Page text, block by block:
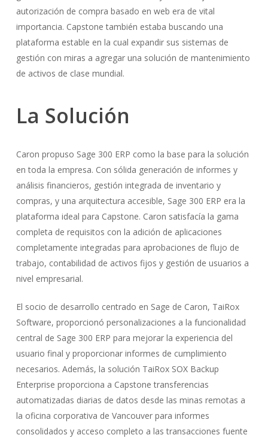
autorización de compra basado en web era de vital
importancia. Capstone también estaba buscando una
plataforma estable en la cual expandir sus sistemas de
gestión con miras a agregar una solución de mantenimiento
de activos de clase mundial.
La Solución
Caron propuso Sage 300 ERP como la base para la solución
en toda la empresa. Con sólida generación de informes y
análisis financieros, gestión integrada de inventario y
compras, y una arquitectura accesible, Sage 300 ERP era la
plataforma ideal para Capstone. Caron satisfacía la gama
completa de requisitos con la adición de aplicaciones
completamente integradas para aprobaciones de flujo de
trabajo, contabilidad de activos fijos y gestión de usuarios a
nivel empresarial.
El socio de desarrollo centrado en Sage de Caron, TaiRox
Software, proporcionó personalizaciones a la funcionalidad
central de Sage 300 ERP para mejorar la experiencia del
usuario final y proporcionar informes de cumplimiento
necesarios. Además, la solución TaiRox SOX Backup
Enterprise proporciona a Capstone transferencias
automatizadas diarias de datos desde las minas remotas a
la oficina corporativa de Vancouver para informes
consolidados y acceso completo a las transacciones fuente